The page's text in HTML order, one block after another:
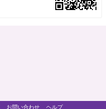
お問い合わせ ヘルプ